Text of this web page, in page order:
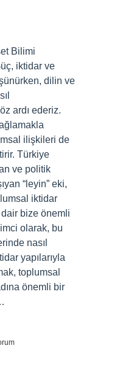
Bilimi
iktidar ve
dilin ve
ardı ederiz.
ilişkileri de
Türkiye
ve politik
“leyin” eki,
iktidar
dair bize önemli
olarak, bu
nasıl
yapılarıyla
toplumsal
önemli bir